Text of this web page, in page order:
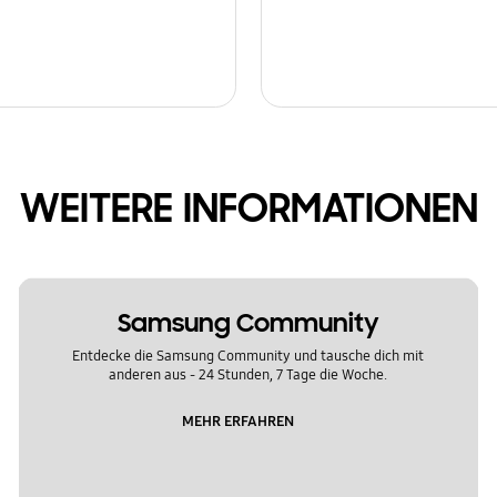
WEITERE INFORMATIONEN
Samsung Community
Entdecke die Samsung Community und tausche dich mit
anderen aus - 24 Stunden, 7 Tage die Woche.
MEHR ERFAHREN